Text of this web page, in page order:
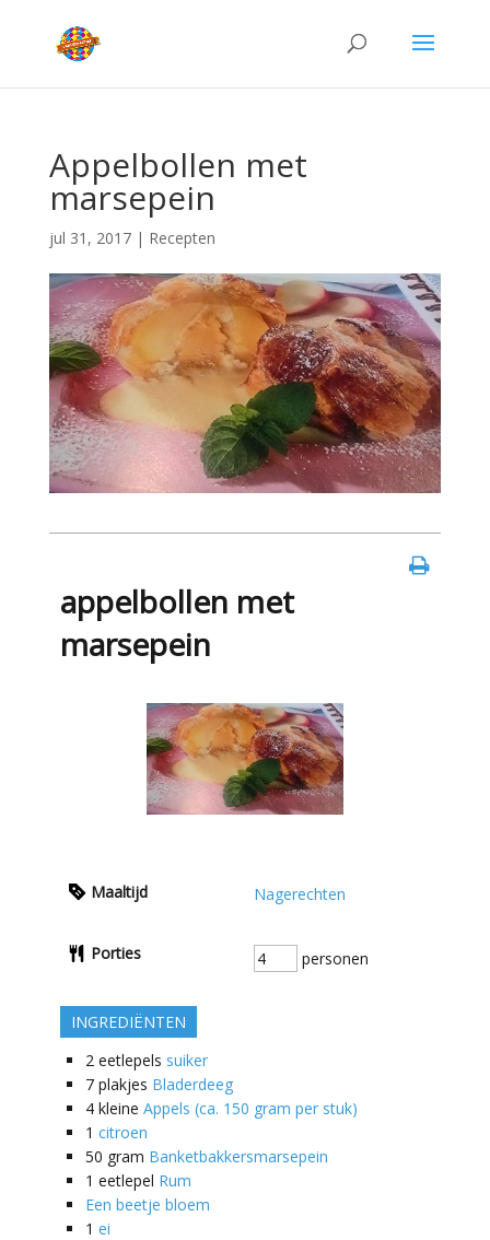
Appelbollen met
marsepein
jul 31, 2017| Recepten
appelbollen met
marsepein
Maaltijd Nagerechten
Porties personen
INGREDIËNTEN
2 eetlepels suiker
7 plakjes Bladerdeeg
4 kleine Appels (ca. 150 gram per stuk)
1 citroen
50 gram Banketbakkersmarsepein
1 eetlepel Rum
Een beetje bloem
1 ei